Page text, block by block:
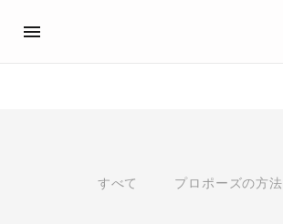
すべて プロポーズの方法
プロポーズ